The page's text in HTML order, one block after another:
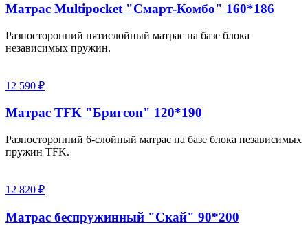
Матрас Multipocket "Смарт-Комбо" 160*186
Разносторонний пятислойный матрас на базе блока
независимых пружин.
12 590 ₽
Матрас TFK "Бригсон" 120*190
Разносторонний 6-слойный матрас на базе блока независимых
пружин TFK.
12 820 ₽
Матрас беспружинный "Скай" 90*200